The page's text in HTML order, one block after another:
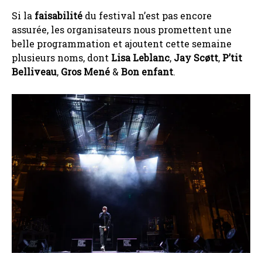
Si la faisabilité du festival n’est pas encore
assurée, les organisateurs nous promettent une
belle programmation et ajoutent cette semaine
plusieurs noms, dont Lisa Leblanc, Jay Scøtt, P’tit
Belliveau, Gros Mené & Bon enfant.